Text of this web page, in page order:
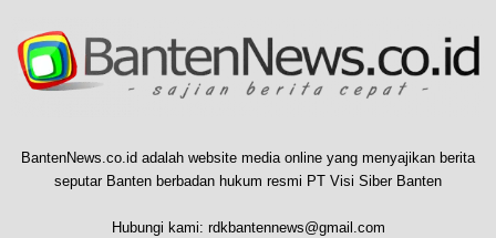
BantenNews.co.id adalah website media online yang menyajikan berita
seputar Banten berbadan hukum resmi PT Visi Siber Banten
Hubungi kami: rdkbantennews@gmail.com